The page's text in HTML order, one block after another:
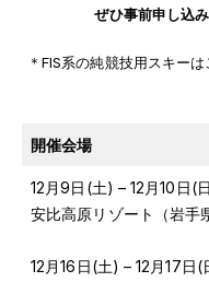
ぜひ事前申し込
＊FIS系の純競技用スキー
開催会場
12月9日(土) – 12月10日(
安比高原リゾート（岩手
12月16日(土) – 12月17日(